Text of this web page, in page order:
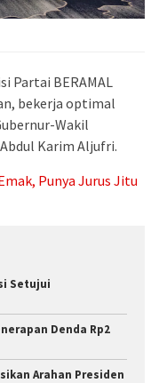
Partai BERAMAL
bekerja optimal
Wakil
Karim Aljufri.
Punya Jurus Jitu
Setujui
Denda Rp2
Arahan Presiden